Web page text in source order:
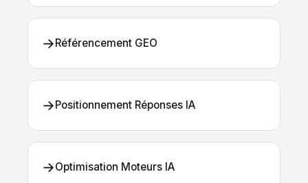
→Référencement GEO
→Positionnement Réponses IA
→Optimisation Moteurs IA